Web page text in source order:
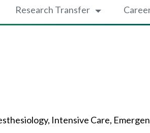
Research Transfer
Intensive Care,